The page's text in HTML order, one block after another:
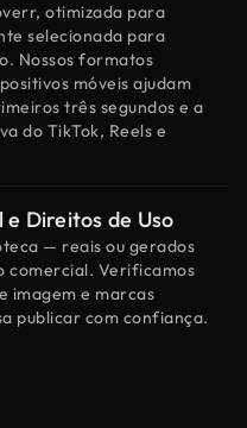
otimizada para
selecionada para
Nossos formatos
móveis ajudam
três segundos e a
do TikTok, Reels e
Direitos de Uso
— reais ou gerados
comercial. Verificamos
imagem e marcas
publicar com confiança.